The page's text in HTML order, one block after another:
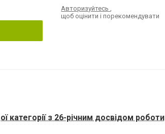
Авторизуйтесь,
щоб оцінити і порекомендувати
категорії з 26-річним досвідом роботи